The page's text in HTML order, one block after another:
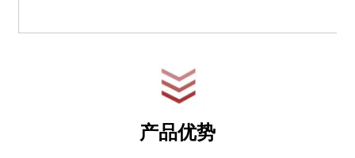
产品优势